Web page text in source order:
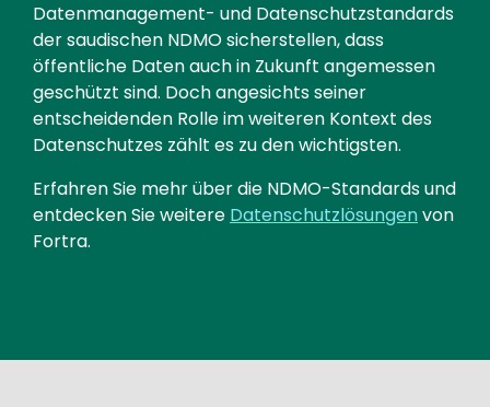
Datenmanagement- und Datenschutzstandards
der saudischen NDMO sicherstellen, dass
öffentliche Daten auch in Zukunft angemessen
geschützt sind. Doch angesichts seiner
entscheidenden Rolle im weiteren Kontext des
Datenschutzes zählt es zu den wichtigsten.
Erfahren Sie mehr über die NDMO-Standards und
entdecken Sie weitere Datenschutzlösungen von
Fortra.